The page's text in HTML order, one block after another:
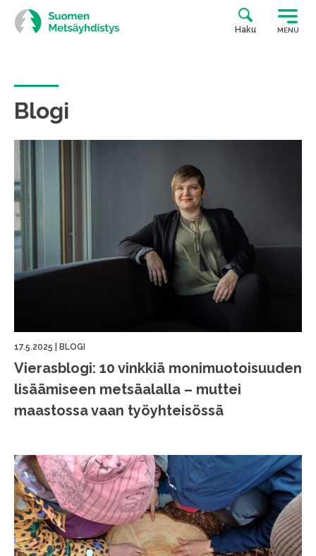
Siirry
suoraan
sisältöön
Haku MENU
Blogi
17.5.2025 BLOGI
Vierasblogi: 10 vinkkiä monimuotoisuuden
lisäämiseen metsäalalla – muttei
maastossa vaan työyhteisössä